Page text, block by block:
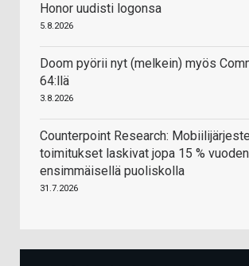
Honor uudisti logonsa
5.8.2026
Doom pyörii nyt (melkein) myös
64:llä
3.8.2026
Counterpoint Research:
toimitukset laskivat jopa 15 % vuoden
ensimmäisellä puoliskolla
31.7.2026